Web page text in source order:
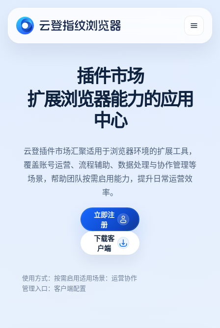
插件市场
扩展浏览器能力的应用
中心
云登插件市场汇聚适用于浏览器环境的扩展工具，
覆盖账号运营、流程辅助、数据处理与协作管理等
场景，帮助团队按需启用能力，提升日常运营效
率。
立即注
册
下载客
户端
使用方式：按需启用适用场景：运营协作
管理入口：客户端配置